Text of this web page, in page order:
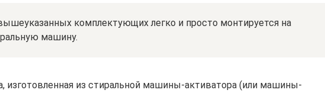
комплектующих легко и просто монтируется на
машину.
изготовленная из стиральной машины-активатора (или машины-